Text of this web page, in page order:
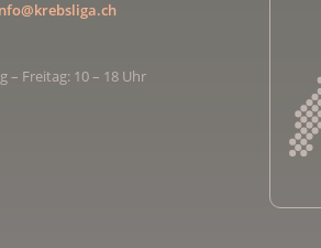
– Freitag: 10 – 18 Uhr